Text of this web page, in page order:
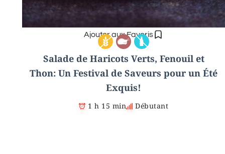
Ajouter aux Favoris
Salade de Haricots Verts, Fenouil et
Thon: Un Festival de Saveurs pour un Été
Exquis!
1 h 15 min Débutant